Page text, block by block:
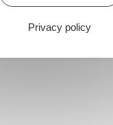
Privacy policy